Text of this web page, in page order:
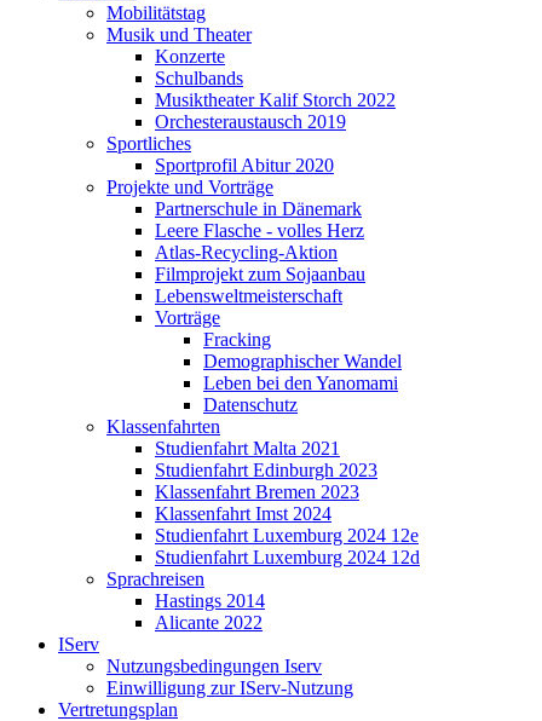
Mobilitätstag
Musik und Theater
Konzerte
Schulbands
Musiktheater Kalif Storch 2022
Orchesteraustausch 2019
Sportliches
Sportprofil Abitur 2020
Projekte und Vorträge
Partnerschule in Dänemark
Leere Flasche - volles Herz
Atlas-Recycling-Aktion
Filmprojekt zum Sojaanbau
Lebensweltmeisterschaft
Vorträge
Fracking
Demographischer Wandel
Leben bei den Yanomami
Datenschutz
Klassenfahrten
Studienfahrt Malta 2021
Studienfahrt Edinburgh 2023
Klassenfahrt Bremen 2023
Klassenfahrt Imst 2024
Studienfahrt Luxemburg 2024 12e
Studienfahrt Luxemburg 2024 12d
Sprachreisen
Hastings 2014
Alicante 2022
IServ
Nutzungsbedingungen Iserv
Einwilligung zur IServ-Nutzung
Vertretungsplan